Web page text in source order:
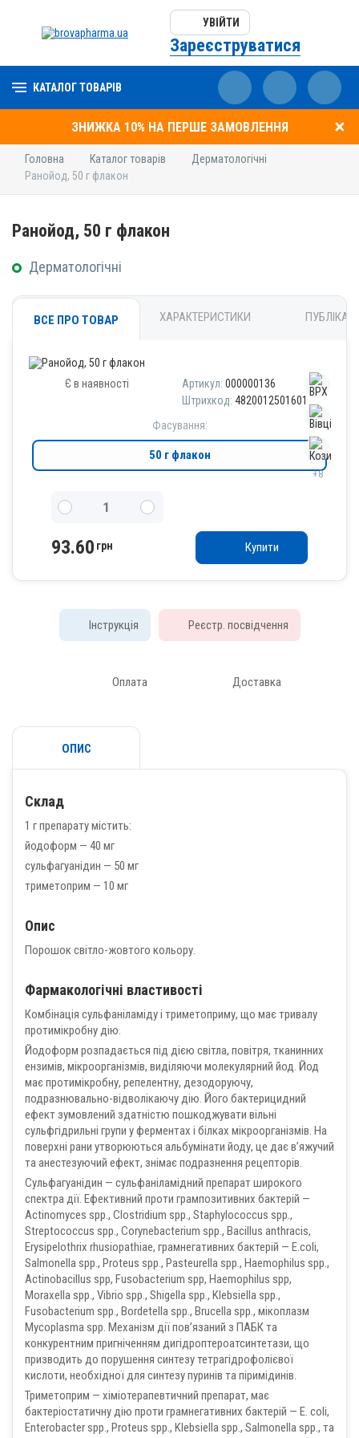
УВІЙТИ
Зареєструватися
КАТАЛОГ ТОВАРІВ
ЗНИЖКА 10% НА ПЕРШЕ ЗАМОВЛЕННЯ
Головна Каталог товарів
Дерматологічні
Ранойод, 50 г флакон
Ранойод, 50 г флакон
Дерматологічні
ВСЕ ПРО ТОВАР ХАРАКТЕРИСТИКИ
+8
Є в наявності Артикул: 000000136
Штрихкод: 4820012501601
Фасування:
50 г флакон
93.60 грн Купити
Інструкція Реєстр. посвідчення
Оплата Доставка
ОПИС
Склад
1 г препарату містить:
йодоформ — 40 мг
сульфагуанідин — 50 мг
триметоприм — 10 мг
Опис
Порошок світло-жовтого кольору.
Фармакологічні властивості
Комбінація сульфаніламіду і триметоприму, що має тривалу
протимікробну дію.
Йодоформ розпадається під дією світла, повітря, тканинних
ензимів, мікроорганізмів, виділяючи молекулярний йод. Йод
має протимікробну, репелентну, дезодоруючу,
подразнювально-відволікаючу дію. Його бактерицидний
ефект зумовлений здатністю пошкоджувати вільні
сульфгідрильні групи у ферментах і білках мікроорганізмів. На
поверхні рани утворюються альбумінати йоду, це дає в’яжучий
та анестезуючий ефект, знімає подразнення рецепторів.
Сульфагуанідин — сульфаніламідний препарат широкого
спектра дії. Ефективний проти грампозитивних бактерій —
Actinomyces spp., Clostridium spp., Staphylococcus spp.,
Streptococcus spp., Corynebacterium spp., Bacillus anthracis,
Erysipelothrix rhusiopathiae, грамнегативних бактерій — E.coli,
Salmonella spp., Proteus spp., Pasteurella spp., Haemophilus spp.,
Actinobacillus spp, Fusobacterium spp, Haemophilus spp,
Moraxella spp., Vibrio spp., Shigella spp., Klebsiella spp.,
Fusobacterium spp., Bordetella spp., Brucella spp., мікоплазм
Mycoplasma spp. Механізм дії пов’язаний з ПАБК та
конкурентним пригніченням дигідроптероатсинтетази, що
призводить до порушення синтезу тетрагідрофолієвої
кислоти, необхідної для синтезу пуринів та піримідинів.
Триметоприм — хіміотерапевтичний препарат, має
бактеріостатичну дію проти грамнегативних бактерій — E. сoli,
Enterobacter spp., Proteus spp., Klebsiella spp., Salmonella spp., та